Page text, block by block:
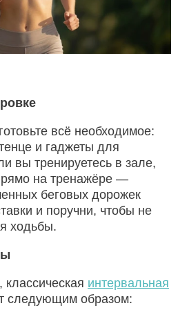
всё необходимое:
и гаджеты для
вы тренируетесь в зале,
на тренажёре —
беговых дорожек
и поручни, чтобы не
ходьбы.
, классическая интервальная
следующим образом: